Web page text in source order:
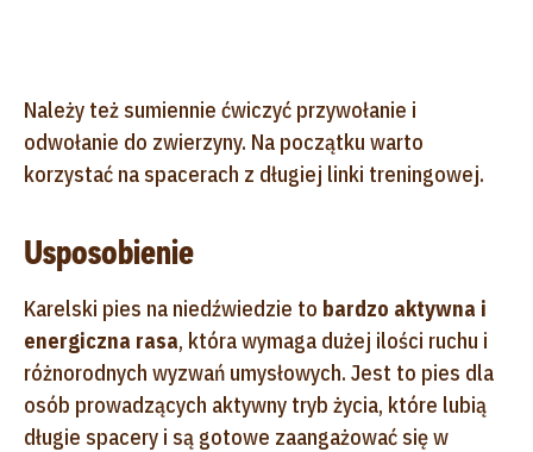
Należy też sumiennie ćwiczyć przywołanie i
odwołanie do zwierzyny. Na początku warto
korzystać na spacerach z długiej linki treningowej.
Usposobienie
Karelski pies na niedźwiedzie to bardzo aktywna i
energiczna rasa, która wymaga dużej ilości ruchu i
różnorodnych wyzwań umysłowych. Jest to pies dla
osób prowadzących aktywny tryb życia, które lubią
długie spacery i są gotowe zaangażować się w